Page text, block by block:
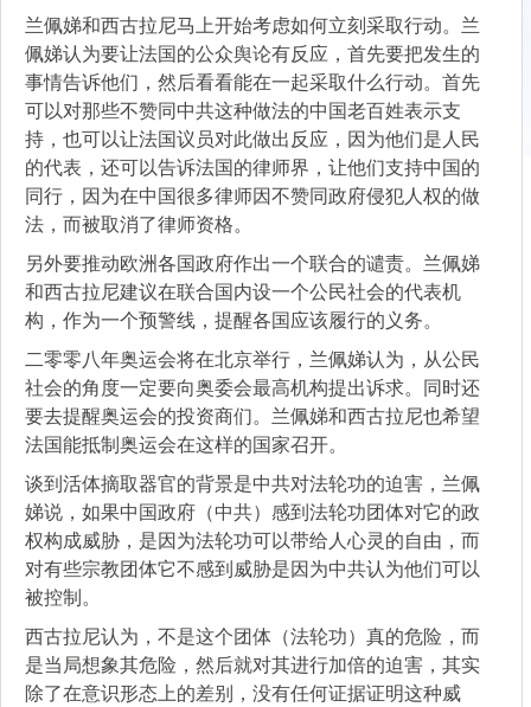
兰佩娣和西古拉尼马上开始考虑如何立刻采取行动。兰
佩娣认为要让法国的公众舆论有反应，首先要把发生的
事情告诉他们，然后看看能在一起采取什么行动。首先
可以对那些不赞同中共这种做法的中国老百姓表示支
持，也可以让法国议员对此做出反应，因为他们是人民
的代表，还可以告诉法国的律师界，让他们支持中国的
同行，因为在中国很多律师因不赞同政府侵犯人权的做
法，而被取消了律师资格。
另外要推动欧洲各国政府作出一个联合的谴责。兰佩娣
和西古拉尼建议在联合国内设一个公民社会的代表机
构，作为一个预警线，提醒各国应该履行的义务。
二零零八年奥运会将在北京举行，兰佩娣认为，从公民
社会的角度一定要向奥委会最高机构提出诉求。同时还
要去提醒奥运会的投资商们。兰佩娣和西古拉尼也希望
法国能抵制奥运会在这样的国家召开。
谈到活体摘取器官的背景是中共对法轮功的迫害，兰佩
娣说，如果中国政府（中共）感到法轮功团体对它的政
权构成威胁，是因为法轮功可以带给人心灵的自由，而
对有些宗教团体它不感到威胁是因为中共认为他们可以
被控制。
西古拉尼认为，不是这个团体（法轮功）真的危险，而
是当局想象其危险，然后就对其进行加倍的迫害，其实
除了在意识形态上的差别，没有任何证据证明这种威